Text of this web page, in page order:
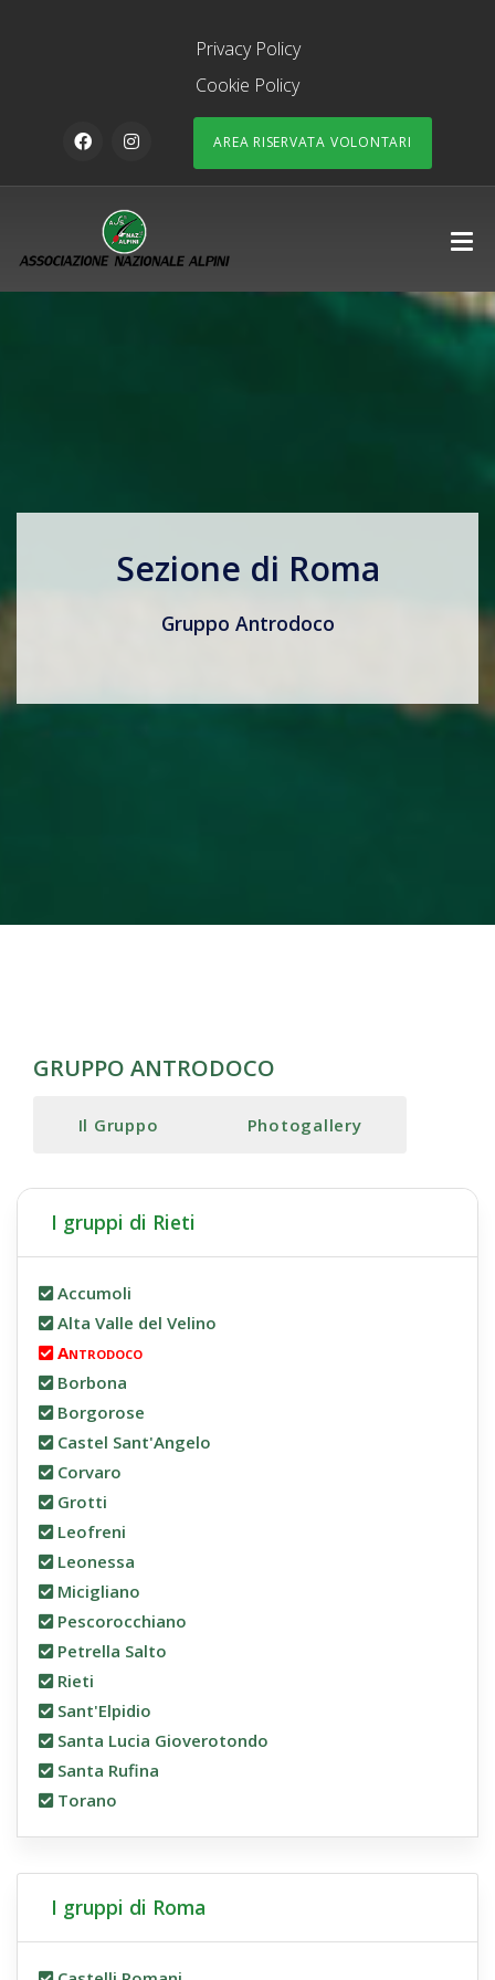
Privacy Policy
Cookie Policy
AREA RISERVATA VOLONTARI
Sezione di Roma
Gruppo Antrodoco
GRUPPO ANTRODOCO
Il Gruppo Photogallery
I gruppi di Rieti
Accumoli
Alta Valle del Velino
Antrodoco
Borbona
Borgorose
Castel Sant'Angelo
Corvaro
Grotti
Leofreni
Leonessa
Micigliano
Pescorocchiano
Petrella Salto
Rieti
Sant'Elpidio
Santa Lucia Gioverotondo
Santa Rufina
Torano
I gruppi di Roma